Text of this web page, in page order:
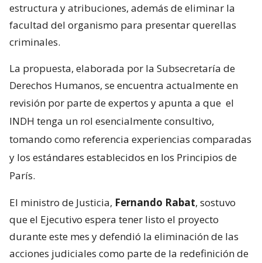
estructura y atribuciones, además de eliminar la
facultad del organismo para presentar querellas
criminales.
La propuesta, elaborada por la Subsecretaría de
Derechos Humanos, se encuentra actualmente en
revisión por parte de expertos y apunta a que el
INDH tenga un rol esencialmente consultivo,
tomando como referencia experiencias comparadas
y los estándares establecidos en los Principios de
París.
El ministro de Justicia, Fernando Rabat, sostuvo
que el Ejecutivo espera tener listo el proyecto
durante este mes y defendió la eliminación de las
acciones judiciales como parte de la redefinición de